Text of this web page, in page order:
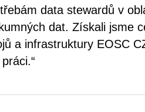
data stewardů v
dat. Získali jsme
a infrastruktury EOSC